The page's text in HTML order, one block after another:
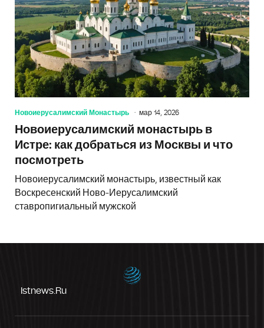
Новоиерусалимский Монастырь мар 14, 2026
Новоиерусалимский монастырь в
Истре: как добраться из Москвы и что
посмотреть
Новоиерусалимский монастырь, известный как
Воскресенский Ново-Иерусалимский
ставропигиальный мужской
Istnews.ru